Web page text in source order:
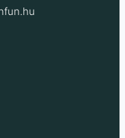
Raktáron 33 db